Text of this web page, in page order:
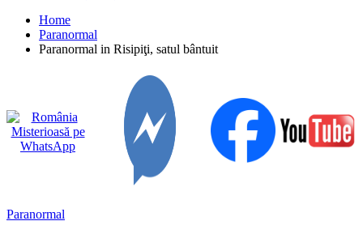
Home
Paranormal
Paranormal in Risipiţi, satul bântuit
Paranormal